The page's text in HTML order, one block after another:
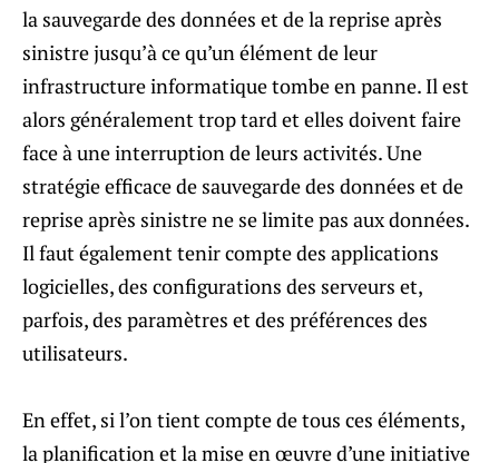
la sauvegarde des données et de la reprise après
sinistre jusqu’à ce qu’un élément de leur
infrastructure informatique tombe en panne. Il est
alors généralement trop tard et elles doivent faire
face à une interruption de leurs activités. Une
stratégie efficace de sauvegarde des données et de
reprise après sinistre ne se limite pas aux données.
Il faut également tenir compte des applications
logicielles, des configurations des serveurs et,
parfois, des paramètres et des préférences des
utilisateurs.
En effet, si l’on tient compte de tous ces éléments,
la planification et la mise en œuvre d’une initiative